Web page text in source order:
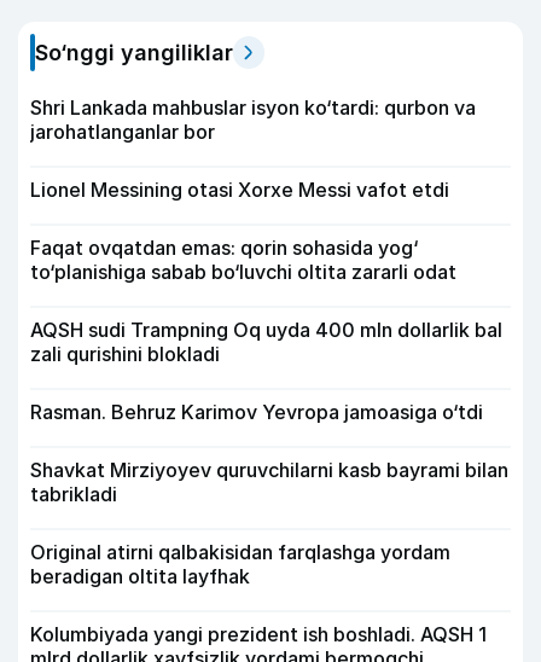
So‘nggi yangiliklar
Shri Lankada mahbuslar isyon ko‘tardi: qurbon va
jarohatlanganlar bor
Lionel Messining otasi Xorxe Messi vafot etdi
Faqat ovqatdan emas: qorin sohasida yog‘
to‘planishiga sabab bo‘luvchi oltita zararli odat
AQSH sudi Trampning Oq uyda 400 mln dollarlik bal
zali qurishini blokladi
Rasman. Behruz Karimov Yevropa jamoasiga o‘tdi
Shavkat Mirziyoyev quruvchilarni kasb bayrami bilan
tabrikladi
Original atirni qalbakisidan farqlashga yordam
beradigan oltita layfhak
Kolumbiyada yangi prezident ish boshladi. AQSH 1